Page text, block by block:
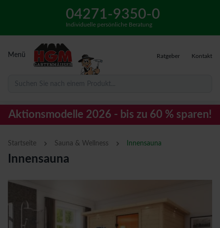
04271-9350-0
Individuelle persönliche Beratung
Menü Ratgeber Kontakt
Suchen Sie nach einem Produkt...
Aktionsmodelle 2026 - bis zu 60 % sparen!
Startseite › Sauna & Wellness › Innensauna
Innensauna